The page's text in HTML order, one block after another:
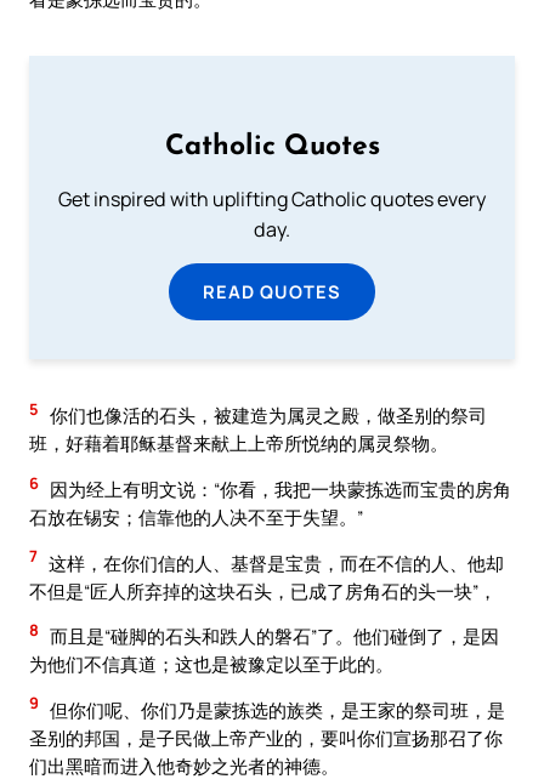
Catholic Quotes
Get inspired with uplifting Catholic quotes every
day.
READ QUOTES
5 你们也像活的石头，被建造为属灵之殿，做圣别的祭司
班，好藉着耶稣基督来献上上帝所悦纳的属灵祭物。
6 因为经上有明文说：“你看，我把一块蒙拣选而宝贵的房角
石放在锡安；信靠他的人决不至于失望。”
7 这样，在你们信的人、基督是宝贵，而在不信的人、他却
不但是“匠人所弃掉的这块石头，已成了房角石的头一块”，
8 而且是“碰脚的石头和跌人的磐石”了。他们碰倒了，是因
为他们不信真道；这也是被豫定以至于此的。
9 但你们呢、你们乃是蒙拣选的族类，是王家的祭司班，是
圣别的邦国，是子民做上帝产业的，要叫你们宣扬那召了你
们出黑暗而进入他奇妙之光者的神德。